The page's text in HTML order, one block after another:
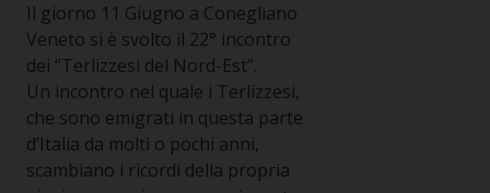
Il giorno 11 Giugno a Conegliano
Veneto si è svolto il 22° incontro
dei “Terlizzesi del Nord-Est”.
Un incontro nel quale i Terlizzesi,
che sono emigrati in questa parte
d’Italia da molti o pochi anni,
scambiano i ricordi della propria